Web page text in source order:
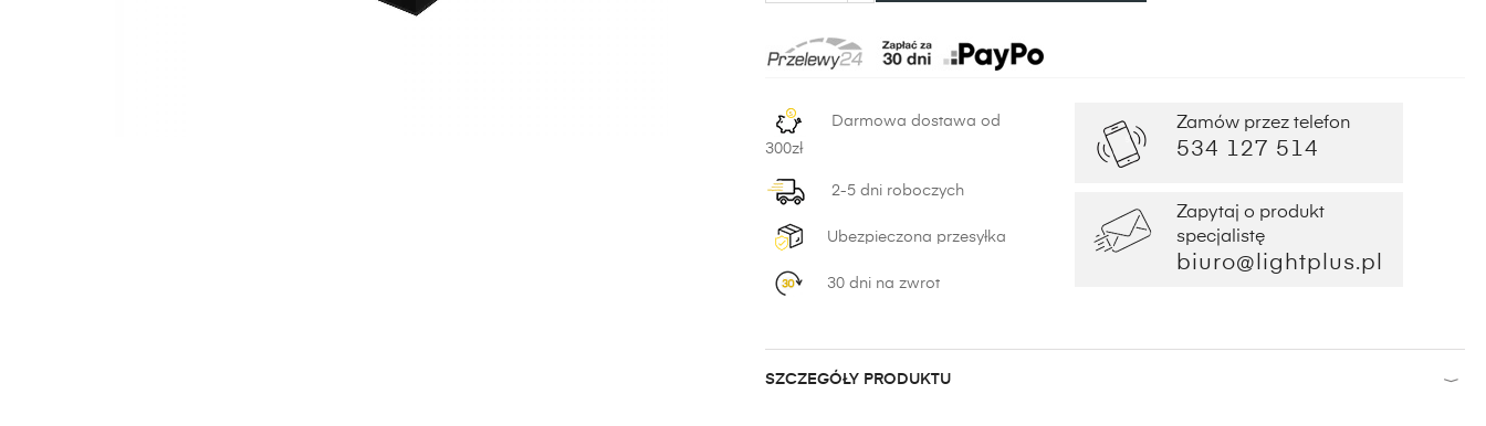
Darmowa dostawa od
300zł
2-5 dni roboczych
Ubezpieczona przesyłka
30 dni na zwrot
Zamów przez telefon
534 127 514
Zapytaj o produkt
specjalistę
biuro@lightplus.pl
SZCZEGÓŁY PRODUKTU